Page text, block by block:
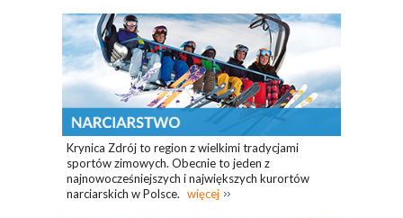
Krynica Zdrój to region z wielkimi tradycjami
sportów zimowych. Obecnie to jeden z
najnowocześniejszych i największych kurortów
narciarskich w Polsce. więcej